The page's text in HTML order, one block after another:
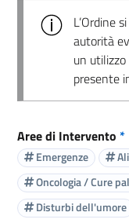
L’Ordine
autorità
un
presente
Aree di Intervento *
Emergenze
Oncologia / Cure
Disturbi dell'umore